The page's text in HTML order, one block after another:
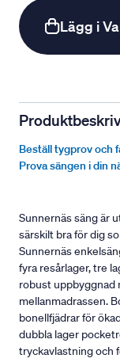
Lägg i
Beställ tygprov och
Prova sängen i din
Sunnernäs säng är
särskilt bra för dig
Sunnernäs
fyra resårlager, tre
robust uppbyggnad
mellanmadrassen.
bonellfjädrar för
dubbla lager
tryckavlastning och